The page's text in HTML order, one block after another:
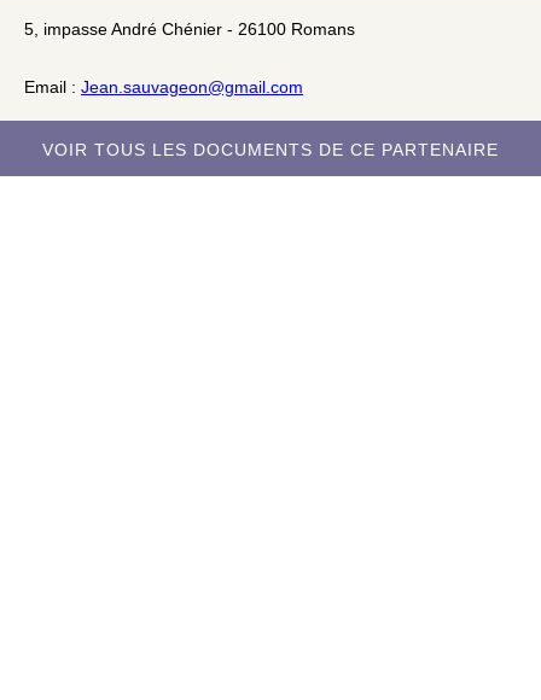
5, impasse André Chénier - 26100 Romans
Email : Jean.sauvageon@gmail.com
VOIR TOUS LES DOCUMENTS DE CE PARTENAIRE